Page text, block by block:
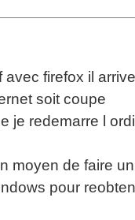
avec firefox il
soit coupe
je redemarre l ordi
moyen de faire
pour